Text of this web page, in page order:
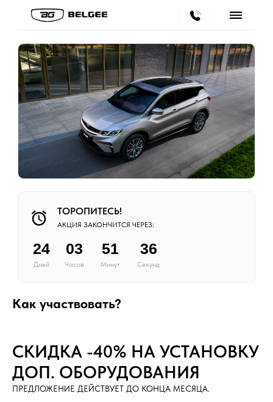
ТОРОПИТЕСЬ!
АКЦИЯ ЗАКОНЧИТСЯ ЧЕРЕЗ:
ПО ЛЮБОМУ ВОПРОСУ.
Дней
24
Часов
03
Минут
51
Секунд
35
Как участвовать?
СКИДКА -40% НА УСТАНОВКУ
ДОП. ОБОРУДОВАНИЯ
ПРЕДЛОЖЕНИЕ ДЕЙСТВУЕТ ДО КОНЦА МЕСЯЦА.